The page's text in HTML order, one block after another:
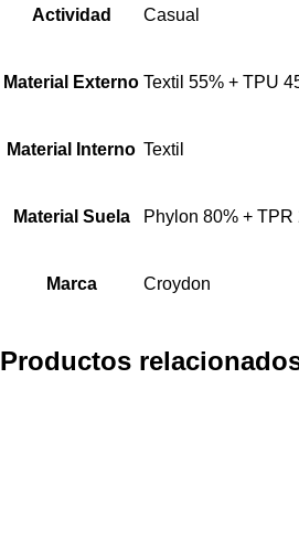
Actividad Casual
Material Externo Textil 55% + TPU
Material Interno Textil
Material Suela Phylon 80% + TPR
Marca Croydon
Productos